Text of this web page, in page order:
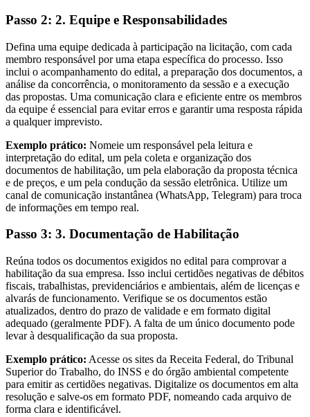
Passo 2: 2. Equipe e Responsabilidades
Defina uma equipe dedicada à participação na licitação, com cada
membro responsável por uma etapa específica do processo. Isso
inclui o acompanhamento do edital, a preparação dos documentos, a
análise da concorrência, o monitoramento da sessão e a execução
das propostas. Uma comunicação clara e eficiente entre os membros
da equipe é essencial para evitar erros e garantir uma resposta rápida
a qualquer imprevisto.
Exemplo prático: Nomeie um responsável pela leitura e
interpretação do edital, um pela coleta e organização dos
documentos de habilitação, um pela elaboração da proposta técnica
e de preços, e um pela condução da sessão eletrônica. Utilize um
canal de comunicação instantânea (WhatsApp, Telegram) para troca
de informações em tempo real.
Passo 3: 3. Documentação de Habilitação
Reúna todos os documentos exigidos no edital para comprovar a
habilitação da sua empresa. Isso inclui certidões negativas de débitos
fiscais, trabalhistas, previdenciários e ambientais, além de licenças e
alvarás de funcionamento. Verifique se os documentos estão
atualizados, dentro do prazo de validade e em formato digital
adequado (geralmente PDF). A falta de um único documento pode
levar à desqualificação da sua proposta.
Exemplo prático: Acesse os sites da Receita Federal, do Tribunal
Superior do Trabalho, do INSS e do órgão ambiental competente
para emitir as certidões negativas. Digitalize os documentos em alta
resolução e salve-os em formato PDF, nomeando cada arquivo de
forma clara e identificável.